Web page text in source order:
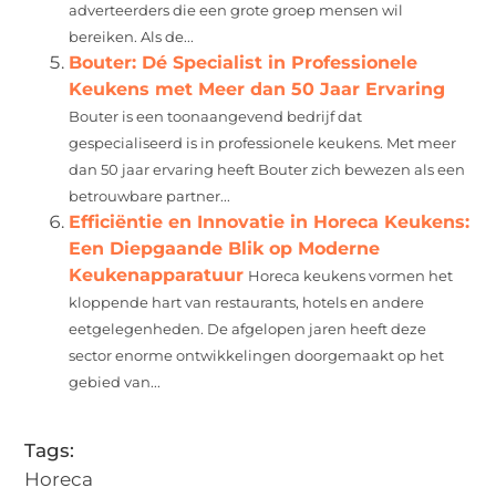
adverteerders die een grote groep mensen wil
bereiken. Als de...
Bouter: Dé Specialist in Professionele
Keukens met Meer dan 50 Jaar Ervaring
Bouter is een toonaangevend bedrijf dat
gespecialiseerd is in professionele keukens. Met meer
dan 50 jaar ervaring heeft Bouter zich bewezen als een
betrouwbare partner...
Efficiëntie en Innovatie in Horeca Keukens:
Een Diepgaande Blik op Moderne
Keukenapparatuur Horeca keukens vormen het
kloppende hart van restaurants, hotels en andere
eetgelegenheden. De afgelopen jaren heeft deze
sector enorme ontwikkelingen doorgemaakt op het
gebied van...
Tags:
Horeca